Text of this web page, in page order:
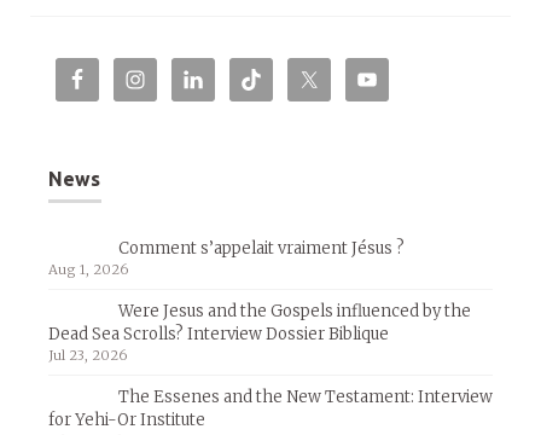
News
Comment s’appelait vraiment Jésus ?
Aug 1, 2026
Were Jesus and the Gospels influenced by the
Dead Sea Scrolls? Interview Dossier Biblique
Jul 23, 2026
The Essenes and the New Testament: Interview
for Yehi-Or Institute